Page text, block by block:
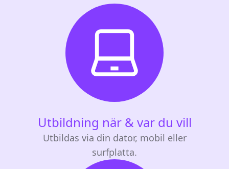
Utbildning när & var du vill
Utbildas via din dator, mobil eller
surfplatta.